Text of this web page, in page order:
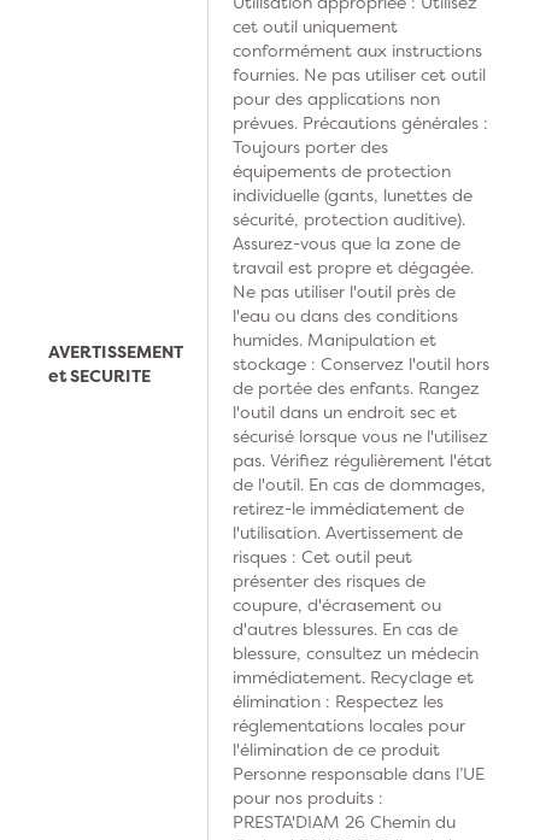
AVERTISSEMENT
et SECURITE
cet outil uniquement
conformément aux instructions
fournies. Ne pas utiliser cet outil
pour des applications non
prévues. Précautions générales :
Toujours porter des
équipements de protection
individuelle (gants, lunettes de
sécurité, protection auditive).
Assurez-vous que la zone de
travail est propre et dégagée.
Ne pas utiliser l'outil près de
l'eau ou dans des conditions
humides. Manipulation et
stockage : Conservez l'outil hors
de portée des enfants. Rangez
l'outil dans un endroit sec et
sécurisé lorsque vous ne l'utilisez
pas. Vérifiez régulièrement l'état
de l'outil. En cas de dommages,
retirez-le immédiatement de
l'utilisation. Avertissement de
risques : Cet outil peut
présenter des risques de
coupure, d'écrasement ou
d'autres blessures. En cas de
blessure, consultez un médecin
immédiatement. Recyclage et
élimination : Respectez les
réglementations locales pour
l'élimination de ce produit
Personne responsable dans l’UE
pour nos produits :
PRESTA'DIAM 26 Chemin du